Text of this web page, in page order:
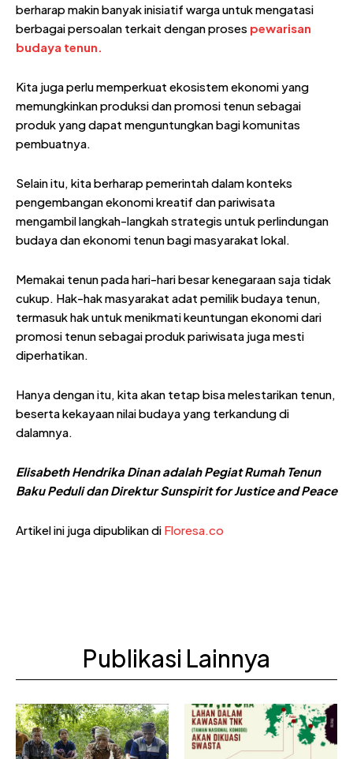
berharap makin banyak inisiatif warga untuk mengatasi
berbagai persoalan terkait dengan proses pewarisan
budaya tenun.
Kita juga perlu memperkuat ekosistem ekonomi yang
memungkinkan produksi dan promosi tenun sebagai
produk yang dapat menguntungkan bagi komunitas
pembuatnya.
Selain itu, kita berharap pemerintah dalam konteks
pengembangan ekonomi kreatif dan pariwisata
mengambil langkah-langkah strategis untuk perlindungan
budaya dan ekonomi tenun bagi masyarakat lokal.
Memakai tenun pada hari-hari besar kenegaraan saja tidak
cukup. Hak-hak masyarakat adat pemilik budaya tenun,
termasuk hak untuk menikmati keuntungan ekonomi dari
promosi tenun sebagai produk pariwisata juga mesti
diperhatikan.
Hanya dengan itu, kita akan tetap bisa melestarikan tenun,
beserta kekayaan nilai budaya yang terkandung di
dalamnya.
Elisabeth Hendrika Dinan adalah Pegiat Rumah Tenun
Baku Peduli dan Direktur Sunspirit for Justice and Peace
Artikel ini juga dipublikan di Floresa.co
Publikasi Lainnya